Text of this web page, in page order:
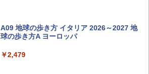
ディズニーファン ２０２６年 ９月号 [雑
誌] (ＤＩＳＮＥＹ ＦＡＮ)
￥713
A09 地球の歩き方 イタリア 2026～2027 地
球の歩き方A ヨーロッパ
￥2,479